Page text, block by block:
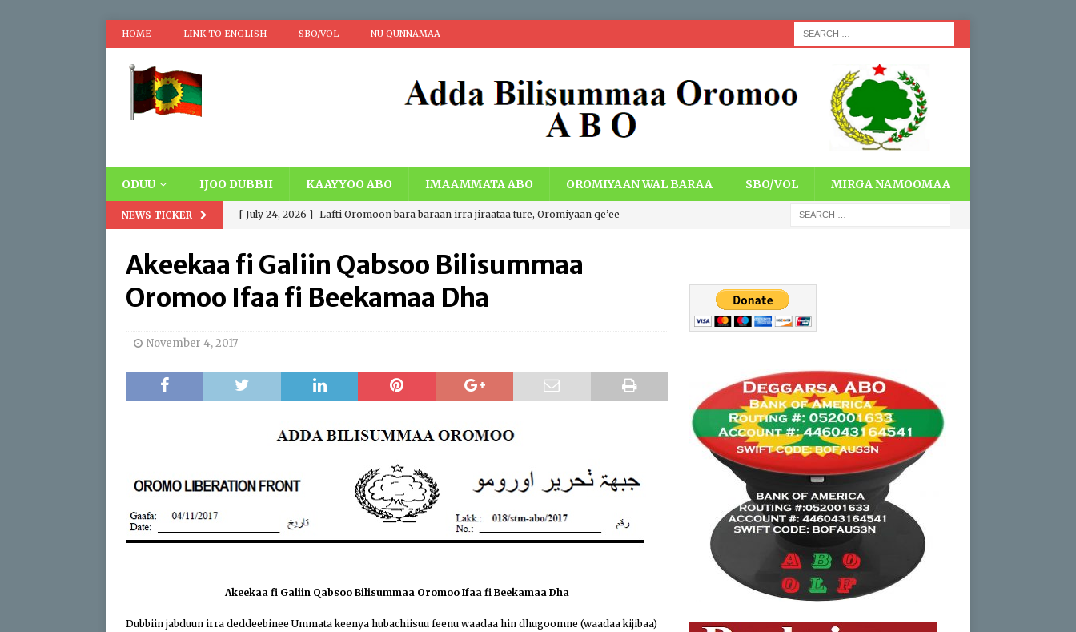
HOME LINK TO ENGLISH SBO/VOL NU QUNNAMAA
ODUU IJOO DUBBII KAAYYOO ABO IMAAMMATA ABO OROMIYAAN WAL BARAA SBO/VOL MIRGA NAMOOMAA
NEWS TICKER [ July 24, 2026 ] Lafti Oromoon bara baraan irra jiraataa ture, Oromiyaan qe’ee
wayyoomaa fi Wayyuu, Dacheen eebbaa, Teessumni abbootii Gadaa Oromoo wiirtuu
siyaasaa fi hawaasummaa ummata Oromoo bal’aati.
[ April 17, 2026 ] Sweeping Justice and Law Enforcement Reforms
Buleessa ABO Haaj Leellisoo Kaawoo Warjii Irratti Ibsa Gaddaa Adda Bilisummaa
IBSA ABO
Akeekaa fi Galiin Qabsoo Bilisummaa
Oromoo Ifaa fi Beekamaa Dha
November 4, 2017
Akeekaa fi Galiin Qabsoo Bilisummaa Oromoo Ifaa fi Beekamaa Dha
Dubbiin jabduun irra deddeebinee Ummata keenya hubachiisuu feenu waadaa hin dhugoomne (waadaa kijibaa)